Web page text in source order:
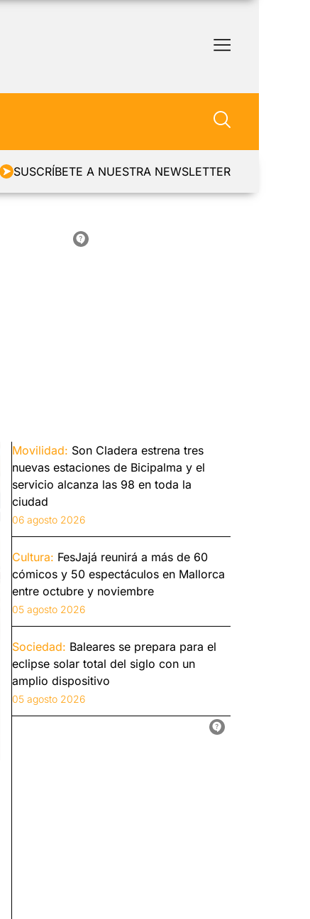
SUSCRÍBETE A NUESTRA NEWSLETTER
Movilidad: Son Cladera estrena tres
nuevas estaciones de Bicipalma y el
servicio alcanza las 98 en toda la
ciudad
06 agosto 2026
Cultura: FesJajá reunirá a más de 60
cómicos y 50 espectáculos en Mallorca
entre octubre y noviembre
05 agosto 2026
Sociedad: Baleares se prepara para el
eclipse solar total del siglo con un
amplio dispositivo
05 agosto 2026